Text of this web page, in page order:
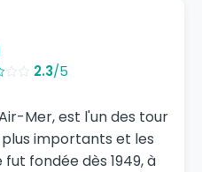
2.3/5
Mer, est l'un des tour
importants et les
fondée dès 1949, à